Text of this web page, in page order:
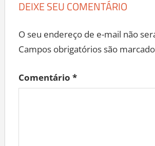
DEIXE SEU COMENTÁRIO
O seu endereço de e-mail não
Campos obrigatórios são
Comentário *